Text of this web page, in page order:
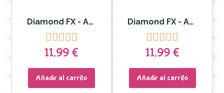
Diamond FX - Aguacolor Split Cake para Rostro y Cuerpo Evil Rose

11,99 €
Añadir al carrito
Diamond FX - Aguacolor Split Cake para Rostro y Cuerpo Mega Melon

11,99 €
Añadir al carrito